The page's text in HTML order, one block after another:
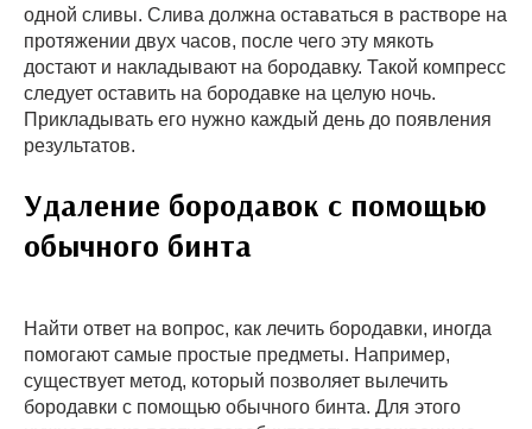
одной сливы. Слива должна оставаться в растворе на
протяжении двух часов, после чего эту мякоть
достают и накладывают на бородавку. Такой компресс
следует оставить на бородавке на целую ночь.
Прикладывать его нужно каждый день до появления
результатов.
Удаление бородавок с помощью
обычного бинта
Найти ответ на вопрос, как лечить бородавки, иногда
помогают самые простые предметы. Например,
существует метод, который позволяет вылечить
бородавки с помощью обычного бинта. Для этого